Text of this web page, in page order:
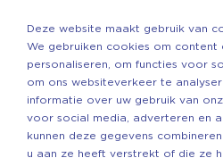
Copyright ©2026 Vechtgenoten
Deze website maakt gebruik van
We gebruiken cookies om content
personaliseren, om functies voor
om ons websiteverkeer te
informatie over uw gebruik van
voor social media, adverteren en
kunnen deze gegevens
u aan ze heeft verstrekt of die ze